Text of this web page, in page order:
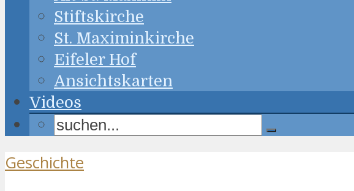
Stiftskirche
St. Maximinkirche
Eifeler Hof
Ansichtskarten
Videos
Geschichte